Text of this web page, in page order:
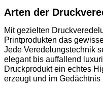
Arten der
Mit gezielten
Printprodukten das
Jede Veredelungstechnik
elegant bis auffallend
Druckprodukt ein echtes
erzeugt und im Gedächtnis